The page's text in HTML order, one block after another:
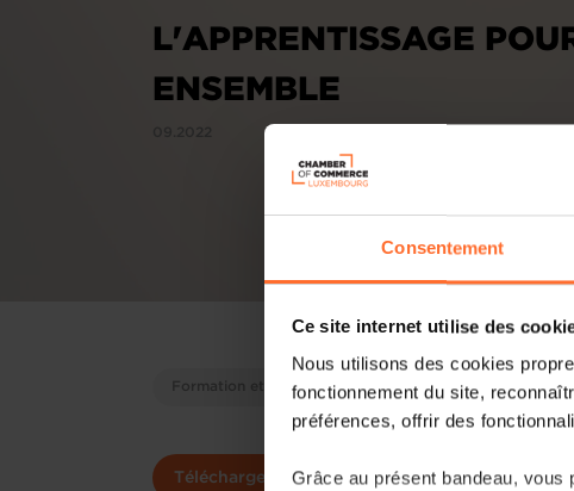
Consentement
Ce site internet utilise des
Nous utilisons des cookies
fonctionnement du site,
préférences, offrir des
Grâce au présent bandeau, vous
L'APPRENTISSAGE
ENSEMBLE
Formation et Education
Télécharger Commander version